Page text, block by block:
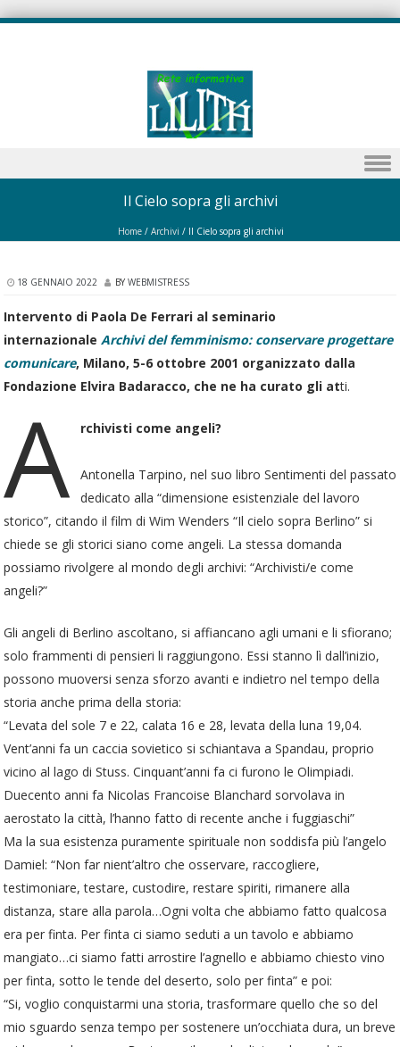
Il Cielo sopra gli archivi
Home/ Archivi / Il Cielo sopra gli archivi
18 GENNAIO 2022 BY WEBMISTRESS
Intervento di Paola De Ferrari al seminario
internazionale Archivi del femminismo: conservare progettare
comunicare, Milano, 5-6 ottobre 2001 organizzato dalla
Fondazione Elvira Badaracco, che ne ha curato gli atti.
A rchivisti come angeli?
Antonella Tarpino, nel suo libro Sentimenti del passato
dedicato alla “dimensione esistenziale del lavoro
storico”, citando il film di Wim Wenders “Il cielo sopra Berlino” si
chiede se gli storici siano come angeli. La stessa domanda
possiamo rivolgere al mondo degli archivi: “Archivisti/e come
angeli?”
Gli angeli di Berlino ascoltano, si affiancano agli umani e li sfiorano;
solo frammenti di pensieri li raggiungono. Essi stanno lì dall’inizio,
possono muoversi senza sforzo avanti e indietro nel tempo della
storia anche prima della storia:
“Levata del sole 7 e 22, calata 16 e 28, levata della luna 19,04.
Vent’anni fa un caccia sovietico si schiantava a Spandau, proprio
vicino al lago di Stuss. Cinquant’anni fa ci furono le Olimpiadi.
Duecento anni fa Nicolas Francoise Blanchard sorvolava in
aerostato la città, l’hanno fatto di recente anche i fuggiaschi”
Ma la sua esistenza puramente spirituale non soddisfa più l’angelo
Damiel: “Non far nient’altro che osservare, raccogliere,
testimoniare, testare, custodire, restare spiriti, rimanere alla
distanza, stare alla parola…Ogni volta che abbiamo fatto qualcosa
era per finta. Per finta ci siamo seduti a un tavolo e abbiamo
mangiato…ci siamo fatti arrostire l’agnello e abbiamo chiesto vino
per finta, sotto le tende del deserto, solo per finta” e poi:
“Si, voglio conquistarmi una storia, trasformare quello che so del
mio sguardo senza tempo per sostenere un’occhiata dura, un breve